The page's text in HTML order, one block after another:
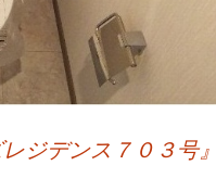
ジデンス７０３号』